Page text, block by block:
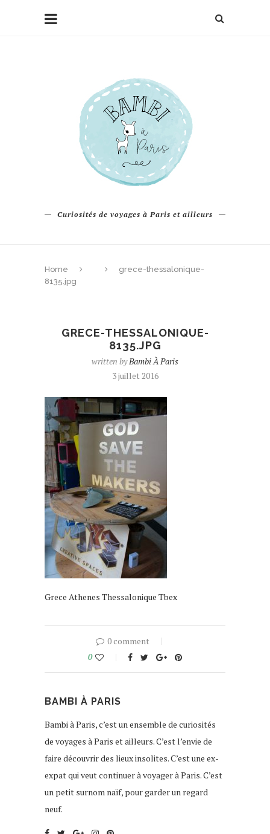
Curiosités de voyages à Paris et ailleurs
Home
grece-thessalonique-
8135.jpg
GRECE-THESSALONIQUE-
8135.JPG
written byBambi À Paris
3 juillet 2016
Grece Athenes Thessalonique Tbex
0 comment
0
BAMBI À PARIS
Bambi à Paris, c’est un ensemble de curiosités
de voyages à Paris et ailleurs. C’est l’envie de
faire découvrir des lieux insolites. C’est une ex-
expat qui veut continuer à voyager à Paris. C’est
un petit surnom naïf, pour garder un regard
neuf.